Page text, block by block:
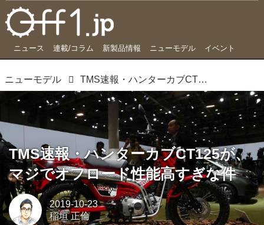
ニュース 連載/コラム 新製品情報 ニューモデル イベント
ニューモデル TMS速報・ハンターカブCT125が、マジでオフロード性能高すぎな件
TMS速報・ハンターカブCT125が、
マジでオフロード性能高すぎな件
2019-10-23
稲垣 正倫